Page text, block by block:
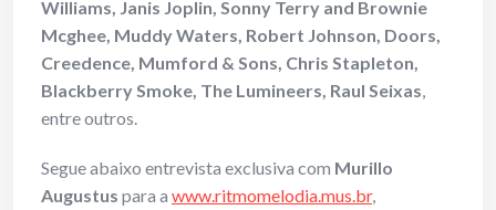
Williams, Janis Joplin, Sonny Terry and Brownie
Mcghee, Muddy Waters, Robert Johnson, Doors,
Creedence, Mumford & Sons, Chris Stapleton,
Blackberry Smoke, The Lumineers, Raul Seixas,
entre outros.
Segue abaixo entrevista exclusiva com Murillo
Augustus para a www.ritmomelodia.mus.br,